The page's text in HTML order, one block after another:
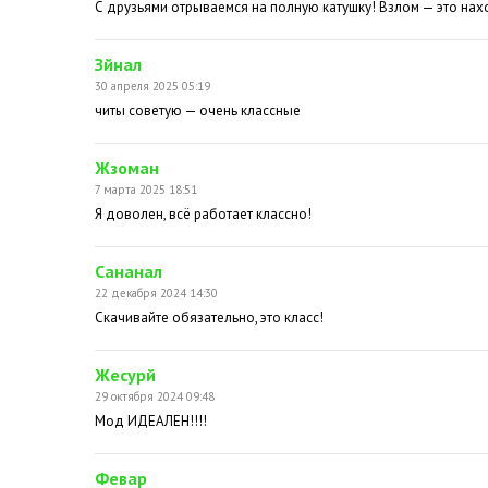
С друзьями отрываемся на полную катушку! Взлом — это
Зйнал
30 апреля 2025 05:19
читы советую — очень классные
Жзоман
7 марта 2025 18:51
Я доволен, всё работает классно!
Сананал
22 декабря 2024 14:30
Скачивайте обязательно, это класс!
Жесурй
29 октября 2024 09:48
Мод ИДЕАЛЕН!!!!
Февар